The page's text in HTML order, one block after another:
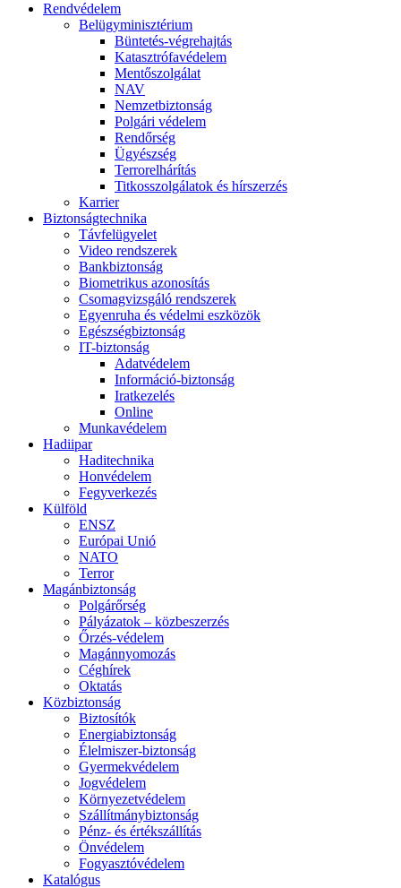
Rendvédelem
Belügyminisztérium
Büntetés-végrehajtás
Katasztrófavédelem
Mentőszolgálat
NAV
Nemzetbiztonság
Polgári védelem
Rendőrség
Ügyészség
Terrorelhárítás
Titkosszolgálatok és hírszerzés
Karrier
Biztonságtechnika
Távfelügyelet
Video rendszerek
Bankbiztonság
Biometrikus azonosítás
Csomagvizsgáló rendszerek
Egyenruha és védelmi eszközök
Egészségbiztonság
IT-biztonság
Adatvédelem
Információ-biztonság
Iratkezelés
Online
Munkavédelem
Hadiipar
Haditechnika
Honvédelem
Fegyverkezés
Külföld
ENSZ
Európai Unió
NATO
Terror
Magánbiztonság
Polgárőrség
Pályázatok – közbeszerzés
Őrzés-védelem
Magánnyomozás
Céghírek
Oktatás
Közbiztonság
Biztosítók
Energiabiztonság
Élelmiszer-biztonság
Gyermekvédelem
Jogvédelem
Környezetvédelem
Szállítmánybiztonság
Pénz- és értékszállítás
Önvédelem
Fogyasztóvédelem
Katalógus